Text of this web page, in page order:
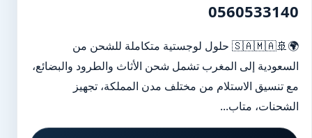
0560533140
🌍🚢🇸🇦🇲🇦 حلول لوجستية متكاملة للشحن من
السعودية إلى المغرب تشمل شحن الأثاث والطرود والبضائع،
مع تنسيق الاستلام من مختلف مدن المملكة، تجهيز
الشحنات، متاب...